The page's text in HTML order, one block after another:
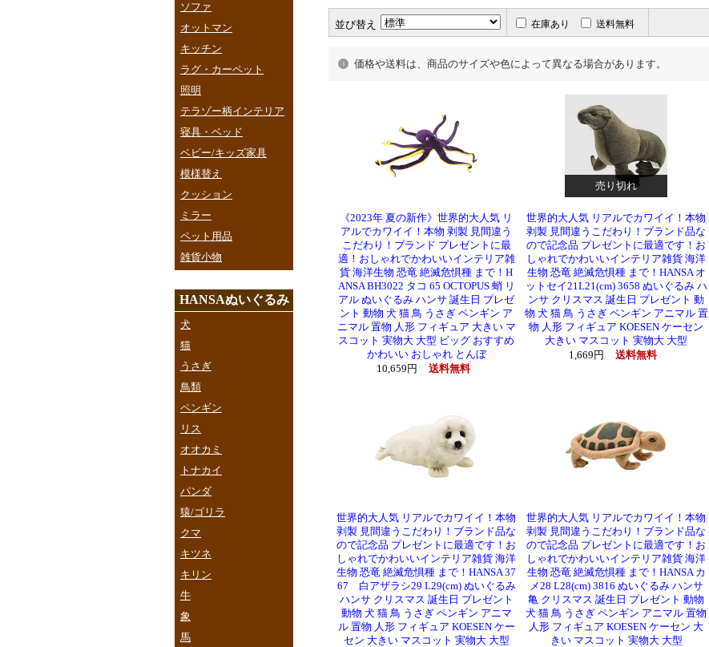
ソファ
オットマン
キッチン
ラグ・カーペット
照明
テラゾー柄インテリア
寝具・ベッド
ベビー/キッズ家具
模様替え
クッション
ミラー
ペット用品
雑貨小物
HANSAぬいぐるみ
犬
猫
うさぎ
鳥類
ペンギン
リス
オオカミ
トナカイ
パンダ
猿/ゴリラ
クマ
キツネ
キリン
牛
象
馬
並び替え 在庫あり 送料無料
価格や送料は、商品のサイズや色によって異なる場合があります。
売り切れ
《2023年 夏の新作》世界的大人気 リ
アルでカワイイ！本物 剥製 見間違う
こだわり！ブランド プレゼントに最
適！おしゃれでかわいいインテリア雑
貨 海洋生物 恐竜 絶滅危惧種 まで！H
ANSA BH3022 タコ 65 OCTOPUS 蛸 リ
アル ぬいぐるみ ハンサ 誕生日 プレゼ
ント 動物 犬 猫 鳥 うさぎ ペンギン ア
ニマル 置物 人形 フィギュア 大きい マ
スコット 実物大 大型 ビッグ おすすめ
かわいい おしゃれ とんぼ
10,659円
送料無料
世界的大人気 リアルでカワイイ！本物
剥製 見間違うこだわり！ブランド品な
ので記念品 プレゼントに最適です！お
しゃれでかわいいインテリア雑貨 海洋
生物 恐竜 絶滅危惧種 まで！HANSA オ
ットセイ21L21(cm) 3658 ぬいぐるみ ハ
ンサ クリスマス 誕生日 プレゼント 動
物 犬 猫 鳥 うさぎ ペンギン アニマル 置
物 人形 フィギュア KOESEN ケーセン
大きい マスコット 実物大 大型
1,669円
送料無料
世界的大人気 リアルでカワイイ！本物
剥製 見間違うこだわり！ブランド品な
ので記念品 プレゼントに最適です！お
しゃれでかわいいインテリア雑貨 海洋
生物 恐竜 絶滅危惧種 まで！HANSA 37
67 白アザラシ29 L29(cm) ぬいぐるみ
ハンサ クリスマス 誕生日 プレゼント
動物 犬 猫 鳥 うさぎ ペンギン アニマ
ル 置物 人形 フィギュア KOESEN ケー
セン 大きい マスコット 実物大 大型
世界的大人気 リアルでカワイイ！本物
剥製 見間違うこだわり！ブランド品な
ので記念品 プレゼントに最適です！お
しゃれでかわいいインテリア雑貨 海洋
生物 恐竜 絶滅危惧種 まで！HANSA カ
メ28 L28(cm) 3816 ぬいぐるみ ハンサ
亀 クリスマス 誕生日 プレゼント 動物
犬 猫 鳥 うさぎ ペンギン アニマル 置物
人形 フィギュア KOESEN ケーセン 大
きい マスコット 実物大 大型